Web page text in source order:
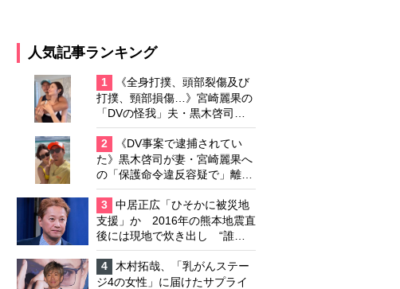
人気記事ランキング
1
《全身打撲、頭部裂傷及び
打撲、頸部損傷…》宮崎麗果の
「DVの怪我」夫・黒木啓司の
逮捕で始まる「夫婦の闘争」
2
《DV事案で逮捕されてい
た》黒木啓司が妻・宮崎麗果へ
の「保護命令違反容疑で」離婚
協議は「第二ステージ」へ
3
中居正広「ひそかに被災地
支援」か 2016年の熊本地震直
後には現地で炊き出し “誰に
も知られなくて良い”と、むし
ろ強まる福祉活動への思い
4
木村拓哉、「乳がんステー
ジ4の女性」に届けたサプライ